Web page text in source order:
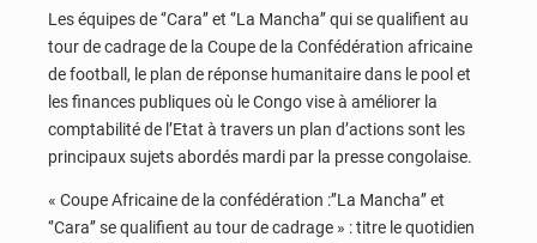
Les équipes de ‘’Cara’’ et ‘’La Mancha’’ qui se qualifient au
tour de cadrage de la Coupe de la Confédération africaine
de football, le plan de réponse humanitaire dans le pool et
les finances publiques où le Congo vise à améliorer la
comptabilité de l’Etat à travers un plan d’actions sont les
principaux sujets abordés mardi par la presse congolaise.
« Coupe Africaine de la confédération :’’La Mancha’’ et
‘’Cara’’ se qualifient au tour de cadrage » : titre le quotidien